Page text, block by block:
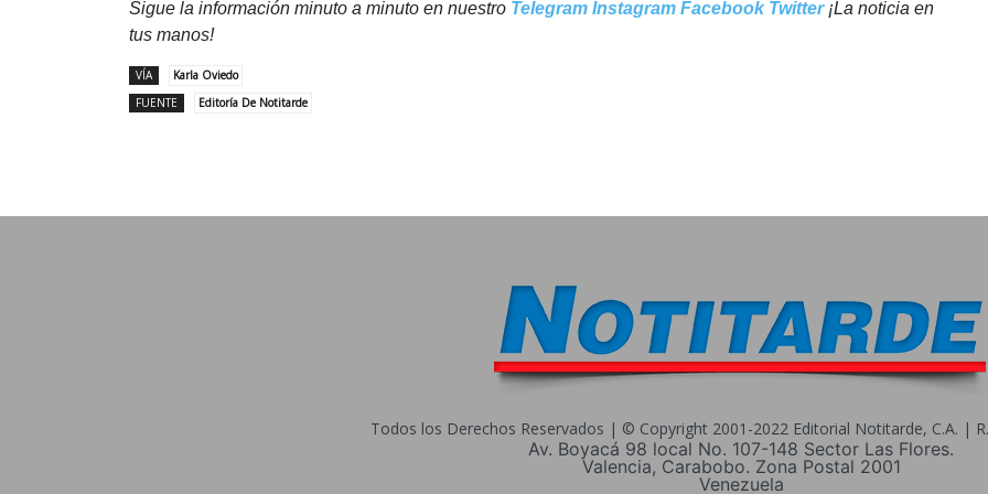
Sigue la información minuto a minuto en nuestro Telegram Instagram Facebook Twitter¡La noticia en
tus manos!
VÍA
Karla Oviedo
FUENTE
Editoría De Notitarde
Todos los Derechos Reservados | © Copyright 2001-2022 Editorial Notitarde, C.A. |
Av. Boyacá 98 local No. 107-148 Sector Las Flores.
Valencia, Carabobo. Zona Postal 2001
Venezuela